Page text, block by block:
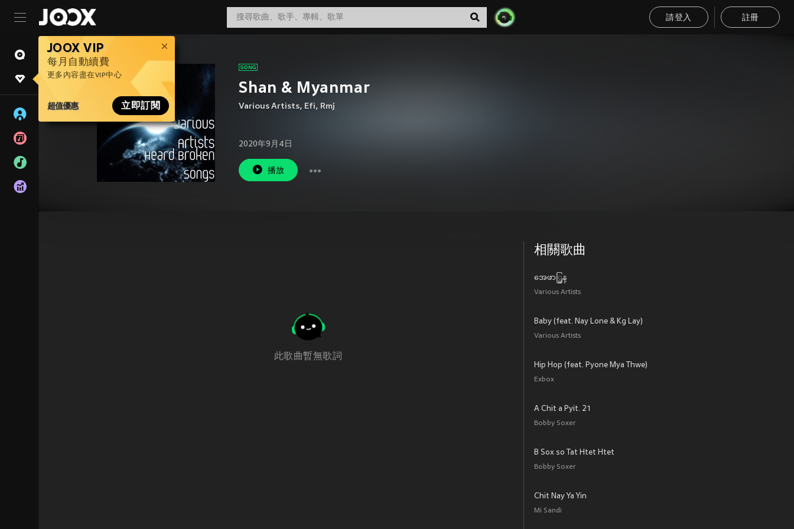
請登入 註冊
JOOX VIP
每月自動續費
更多內容盡在VIP中心
超值優惠 立即訂閱
Shan & Myanmar
Various Artists, Efi, Rmj
2020年9月4日
播放
此歌曲暫無歌詞
相關歌曲
အေဖာ္မြန္
Various Artists
Baby (feat. Nay Lone & Kg Lay)
Various Artists
Hip Hop (feat. Pyone Mya Thwe)
Exbox
A Chit a Pyit. 21
Bobby Soxer
B Sox so Tat Htet Htet
Bobby Soxer
Chit Nay Ya Yin
Mi Sandi